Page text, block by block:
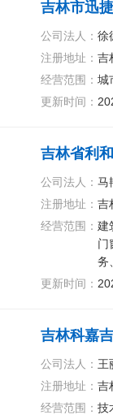
吉林市迅
公司法人： 徐
注册地址： 吉
经营范围： 城
更新时间：
吉林省利
公司法人： 马
注册地址： 吉
经营范围： 建
门
务
电
更新时间：
吉林科嘉
公司法人： 王
注册地址： 吉
经营范围： 技